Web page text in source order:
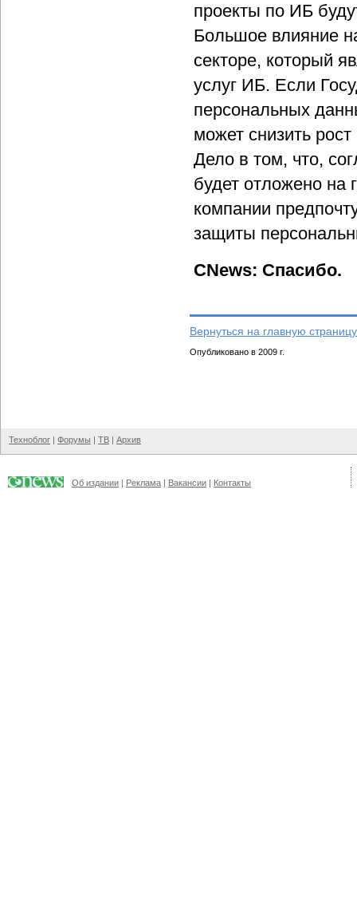
проекты по ИБ
Большое влияние
секторе, который
услуг ИБ. Если
персональных
может снизить
Дело в том, что,
будет отложено на
компании
защиты
CNews: Спасибо.
Вернуться на главную
Опубликовано в 2009 г.
Техноблог | Форумы | ТВ | Архив
Об издании | Реклама | Вакансии | Контакты